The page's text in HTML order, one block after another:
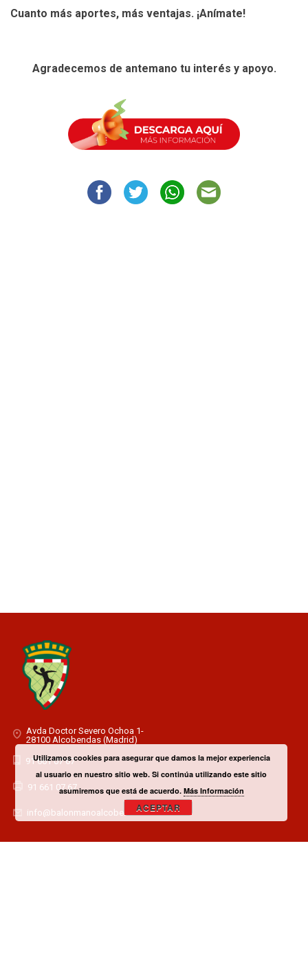
Cuanto más aportes, más ventajas. ¡Anímate!
Agradecemos de antemano tu interés y apoyo.
Avda Doctor Severo Ochoa 1-
28100 Alcobendas (Madrid)
91 661 07 67
91 661 07 67
info@balonmanoalcobendas.es
Utilizamos cookies para asegurar que damos la mejor experiencia
al usuario en nuestro sitio web. Si continúa utilizando este sitio
asumiremos que está de acuerdo. Más Información
ACEPTAR